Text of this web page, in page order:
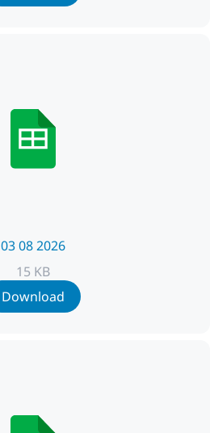
03 08 2026
15 KB
Download